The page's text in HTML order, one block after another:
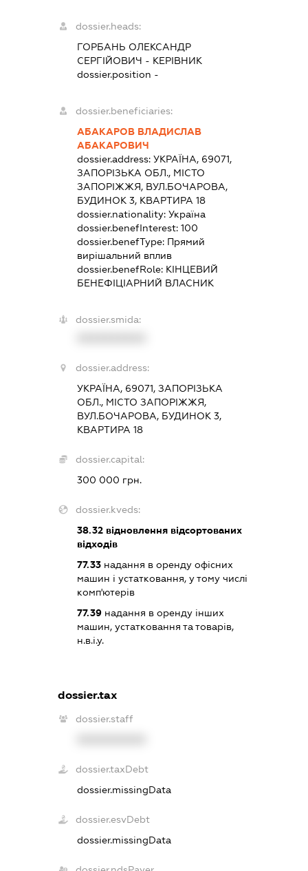
dossier.heads:
ГОРБАНЬ ОЛЕКСАНДР
СЕРГІЙОВИЧ - КЕРІВНИК
dossier.position -
dossier.beneficiaries:
АБАКАРОВ ВЛАДИСЛАВ
АБАКАРОВИЧ
dossier.address:УКРАЇНА, 69071,
ЗАПОРІЗЬКА ОБЛ., МІСТО
ЗАПОРІЖЖЯ, ВУЛ.БОЧАРОВА,
БУДИНОК 3, КВАРТИРА 18
dossier.nationality:Україна
dossier.benefInterest:100
dossier.benefType: Прямий
вирішальний вплив
dossier.benefRole: КІНЦЕВИЙ
БЕНЕФІЦІАРНИЙ ВЛАСНИК
dossier.smida:
dossier.address:
УКРАЇНА, 69071, ЗАПОРІЗЬКА
ОБЛ., МІСТО ЗАПОРІЖЖЯ,
ВУЛ.БОЧАРОВА, БУДИНОК 3,
КВАРТИРА 18
dossier.capital:
300 000 грн.
dossier.kveds:
38.32 відновлення відсортованих
відходів
77.33 надання в оренду офісних
машин і устатковання, у тому числі
комп'ютерів
77.39 надання в оренду інших
машин, устатковання та товарів,
н.в.і.у.
dossier.tax
dossier.staff
dossier.taxDebt
dossier.missingData
dossier.esvDebt
dossier.missingData